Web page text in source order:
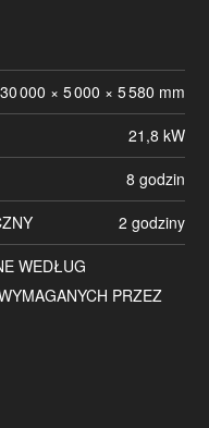
30 000 × 5 000 × 5 580 mm
21,8 kW
8 godzin
2 godziny
WEDŁUG
PRZEZ